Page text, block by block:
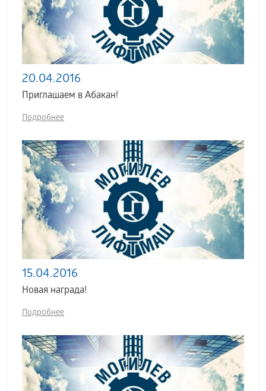
20.04.2016
Приглашаем в Абакан!
Подробнее
15.04.2016
Новая награда!
Подробнее